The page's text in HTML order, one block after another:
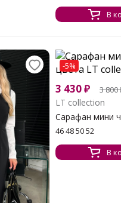
В
-5%
3 430₽ 3 800
LT collection
Сарафан мини
46 48 50 52
В